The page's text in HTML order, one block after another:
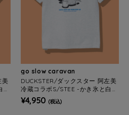
美
go slow caravan
DUCKSTER/ダックスター 阿左美
冷蔵コラボS/STEE -かき氷と白
玉- (MENS)
¥4,950 (税込)